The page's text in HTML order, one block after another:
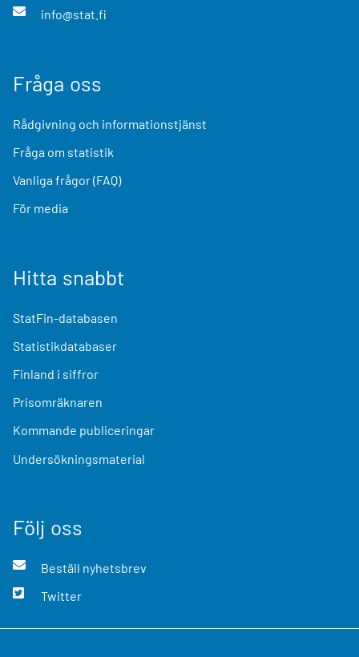
info@stat.fi
Fråga oss
Rådgivning och informationstjänst
Fråga om statistik
Vanliga frågor (FAQ)
För media
Hitta snabbt
StatFin-databasen
Statistikdatabaser
Finland i siffror
Prisomräknaren
Kommande publiceringar
Undersökningsmaterial
Följ oss
Beställ nyhetsbrev
Twitter